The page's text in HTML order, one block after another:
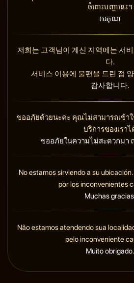
ចំពោះបញ្ហានេះ។
អរគុណ
저희는 고객님이 계신 지역에는 서
다.
서비스 이용에 불편을 드린 점
감사합니다.
ขออภัยด้วยนะคะ คุณไม่สามารถเข้า
บริการของเราไ
ขออภัยในความไม่สะดวกมา
No estamos sirviendo a su
por los inconvenientes
Muchas
Não estamos atendendo sua
pelo inconveniente
Muito obrigado.